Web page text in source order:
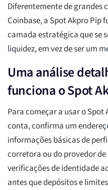
Diferentemente de grandes
Coinbase, a Spot Akpro Pip
camada estratégica que se
liquidez, em vez de ser um
Uma análise
funciona o Spot
Para começar a usar o
conta, confirma um
informações básicas de
corretora ou do provedor
verificações de identidade
antes que depósitos e